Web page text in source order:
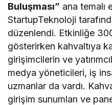
Buluşması” ana temalı
StartupTeknoloji
düzenlendi. Etkinliğe
gösterirken kahvaltıya
girişimcilerin ve
medya yöneticileri, iş
uzmanlar da vardı.
girişim sunumları ve